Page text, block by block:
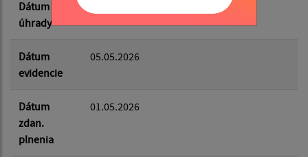
Dátum
úhrady
Dátum
evidencie
05.05.2026
Dátum
zdan.
plnenia
01.05.2026